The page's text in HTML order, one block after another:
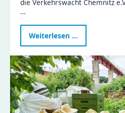
die Verkehrswacht Chemnitz
…
Weiterlesen …
zum
-
ein
Vormittag
voller
Aha-
Momente